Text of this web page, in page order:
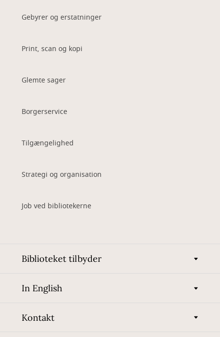
Gebyrer og erstatninger
Print, scan og kopi
Glemte sager
Borgerservice
Tilgængelighed
Strategi og organisation
Job ved bibliotekerne
Biblioteket tilbyder
In English
Kontakt